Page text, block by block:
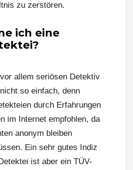
zu zerstören.
ich eine
allem seriösen Detektiv
so einfach, denn
durch Erfahrungen
im Internet empfohlen, da
anonym bleiben
Ein sehr gutes Indiz
ist aber ein TÜV-